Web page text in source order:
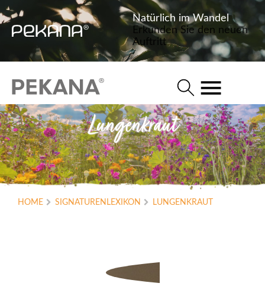
Natürlich im Wandel
Erkunden Sie den neuen
Auftritt
Lungenkraut
HOME SIGNATURENLEXIKON LUNGENKRAUT